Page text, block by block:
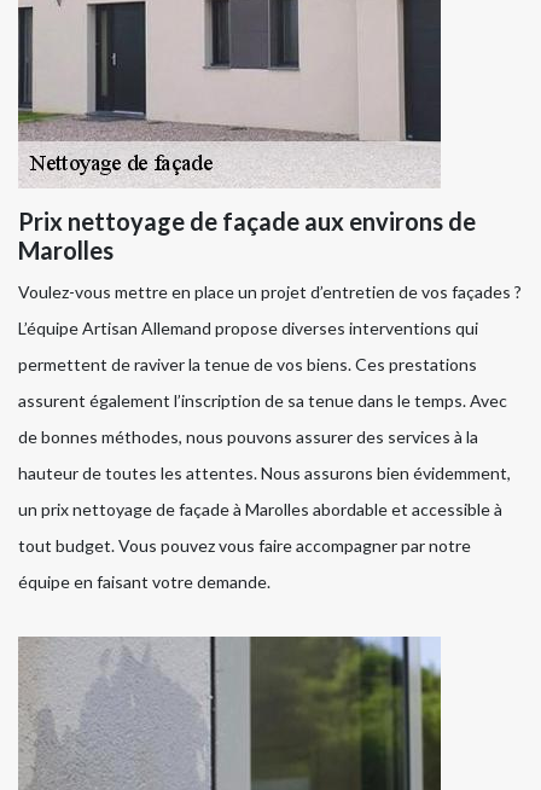
Prix nettoyage de façade aux environs de
Marolles
Voulez-vous mettre en place un projet d’entretien de vos façades ?
L’équipe Artisan Allemand propose diverses interventions qui
permettent de raviver la tenue de vos biens. Ces prestations
assurent également l’inscription de sa tenue dans le temps. Avec
de bonnes méthodes, nous pouvons assurer des services à la
hauteur de toutes les attentes. Nous assurons bien évidemment,
un prix nettoyage de façade à Marolles abordable et accessible à
tout budget. Vous pouvez vous faire accompagner par notre
équipe en faisant votre demande.